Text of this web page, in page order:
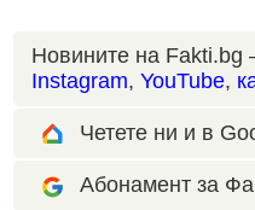
Новините на Fakti.bg
Instagram, YouTube,
Четете ни и в
Абонамент за